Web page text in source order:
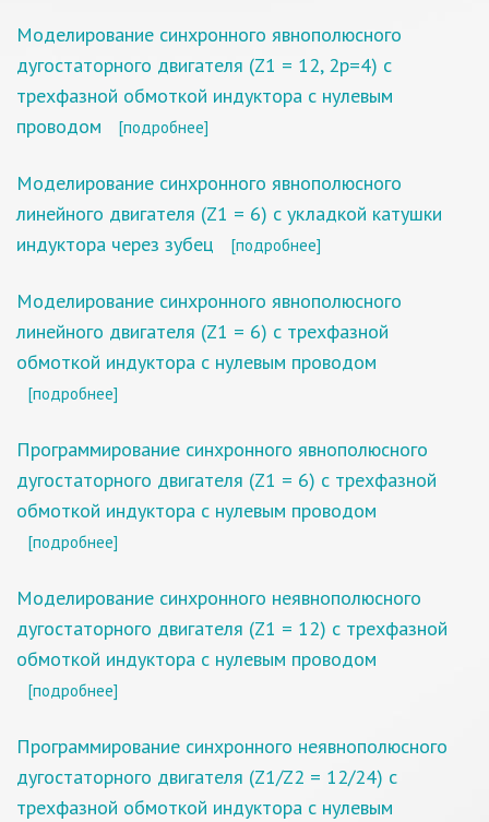
Моделирование синхронного явнополюсного
дугостаторного двигателя (Z1 = 12, 2p=4) с
трехфазной обмоткой индуктора с нулевым
проводом
[подробнее]
Моделирование синхронного явнополюсного
линейного двигателя (Z1 = 6) с укладкой катушки
индуктора через зубец
[подробнее]
Моделирование синхронного явнополюсного
линейного двигателя (Z1 = 6) с трехфазной
обмоткой индуктора с нулевым проводом
[подробнее]
Программирование синхронного явнополюсного
дугостаторного двигателя (Z1 = 6) с трехфазной
обмоткой индуктора с нулевым проводом
[подробнее]
Моделирование синхронного неявнополюсного
дугостаторного двигателя (Z1 = 12) с трехфазной
обмоткой индуктора с нулевым проводом
[подробнее]
Программирование синхронного неявнополюсного
дугостаторного двигателя (Z1/Z2 = 12/24) с
трехфазной обмоткой индуктора с нулевым